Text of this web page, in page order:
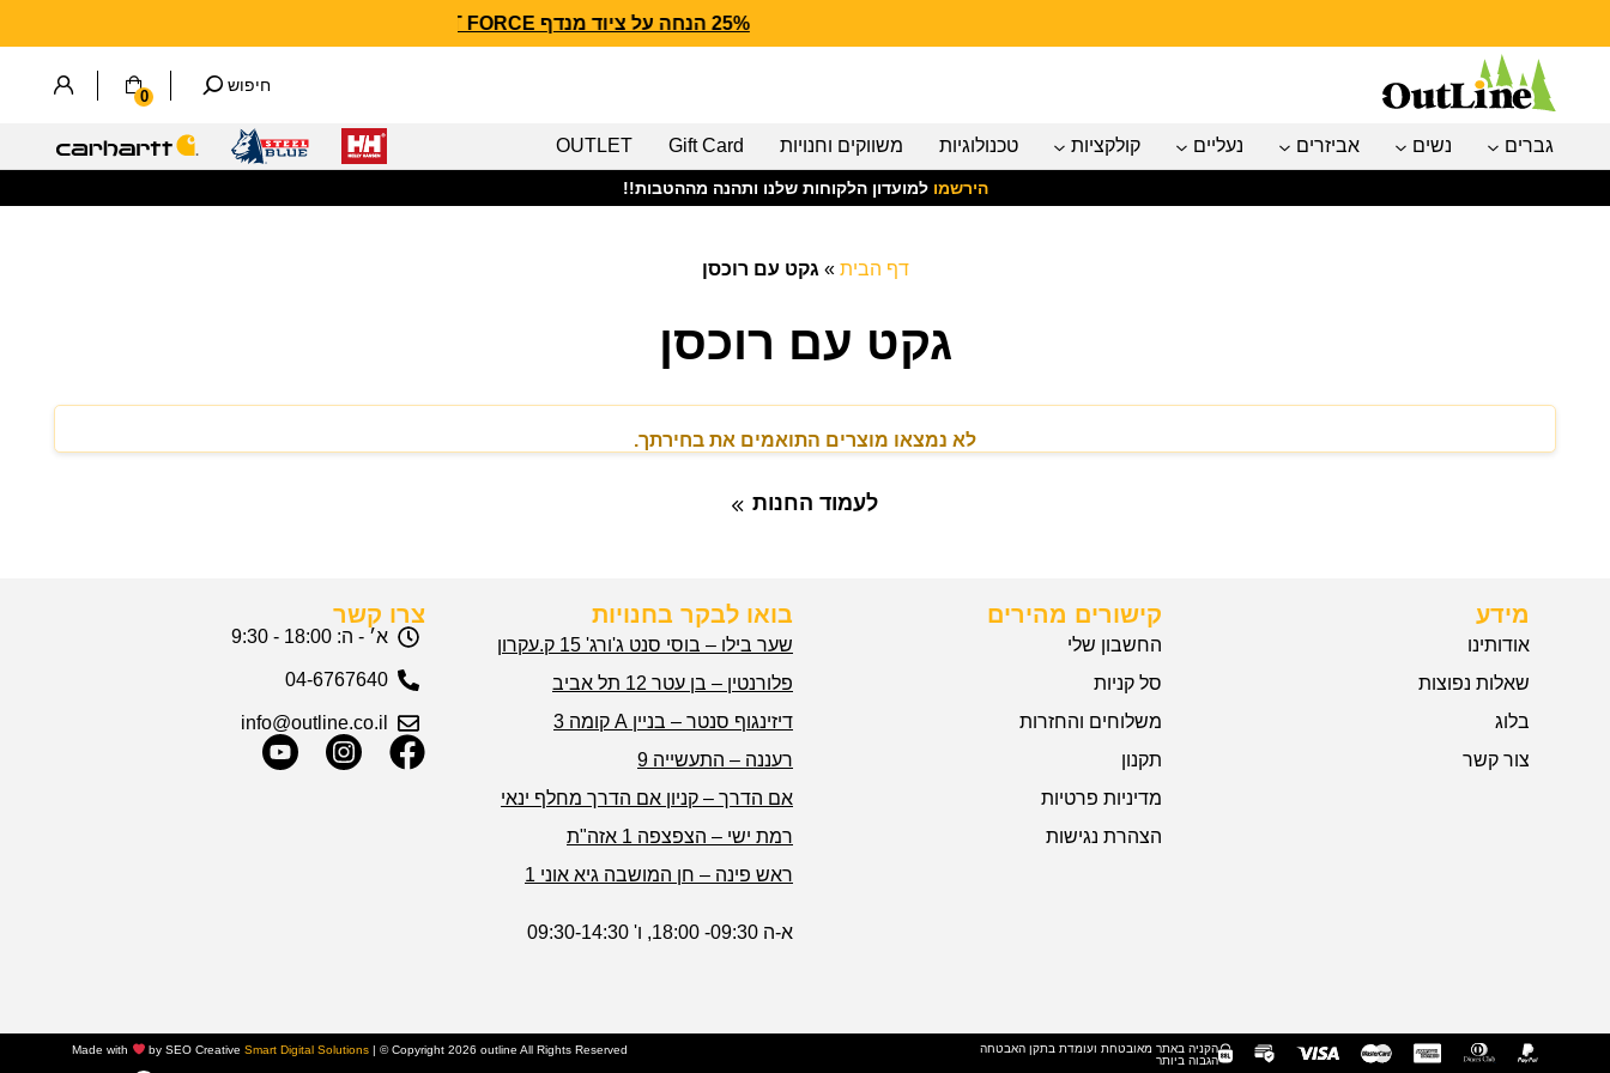
25% הנחה על ציוד מנדף CARHARTT FORCE
חיפוש
0
גברים נשים אביזרים נעליים קולקציות טכנולוגיות משווקים וחנויות Gift Card
OUTLET
הירשמו למועדון הלקוחות שלנו ותהנה מההטבות!!
דף הבית » גקט עם רוכסן
גקט עם רוכסן
לא נמצאו מוצרים התואמים את בחירתך.
לעמוד החנות
מידע
אודותינו
שאלות נפוצות
בלוג
צור קשר
קישורים מהירים
החשבון שלי
סל קניות
משלוחים והחזרות
תקנון
מדיניות פרטיות
הצהרת נגישות
בואו לבקר בחנויות
שער בילו – בוסי סנט ג'ורג' 15 ק.עקרון
פלורנטין – בן עטר 12 תל אביב
דיזינגוף סנטר – בניין A קומה 3
רעננה – התעשייה 9
אם הדרך – קניון אם הדרך מחלף ינאי
רמת ישי – הצפצפה 1 אזה"ת
ראש פינה – חן המושבה גיא אוני 1
א-ה 09:30- 18:00, ו' 09:30-14:30
צרו קשר
א׳ - ה: 18:00 - 9:30
04-6767640
info@outline.co.il
הקניה באתר מאובטחת ועומדת בתקן האבטחה
הגבוה ביותר
Made with by SEO CreativeSmart Digital Solutions | © Copyright 2026 outline All Rights Reserved